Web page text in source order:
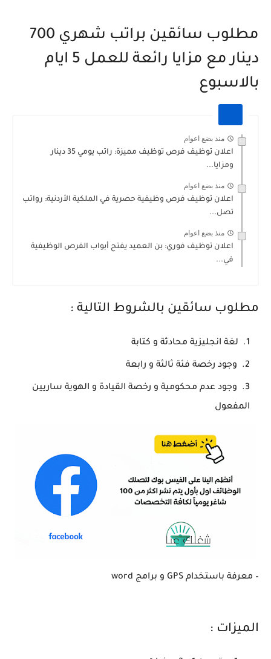
مطلوب سائقين براتب شهري 700
دينار مع مزايا رائعة للعمل 5 ايام
بالاسبوع
منذ بضع اعوام
اعلان توظيف فرص توظيف مميزة: راتب يومي 35 دينار
ومزايا...
منذ بضع اعوام
اعلان توظيف فرص وظيفية حصرية في الملكية الأردنية: رواتب
تصل...
منذ بضع اعوام
اعلان توظيف فوري: بن العميد يفتح أبواب الفرص الوظيفية
في...
مطلوب سائقين بالشروط التالية :
لغة انجليزية محادثة و كتابة
وجود رخصة فئة ثالثة و رابعة
وجود عدم محكومية و رخصة القيادة و الهوية ساريين
المفعول
– معرفة باستخدام GPS و برامج word
الميزات :